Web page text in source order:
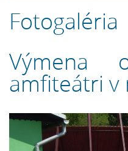
Fotogaléria
Výmena
amfiteátri v